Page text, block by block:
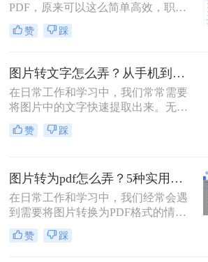
PDF，原来可以这么简单高效，职场
效率提升从此触手可及！“一张图片
秒变PDF文档？是的，你没听错！”作
主，小编深知职场办公人群对高效转
换工具的渴求，今天就分享超实用方
法，帮你轻松解决图片转pdf难题。
赞 踩
图片转文字怎么弄？从手机到专业的全方位指南！
在日常工作和学习中，我们常常需要
将图片中的文字快速提取出来。无论
是扫描的文档、拍摄的白板内容、书
籍页面截图，还是包含文字的复杂图
图片转文字怎么弄呢？本文将详细介
绍几种主流高效方法，涵盖不同场景
和设备需求。
赞 踩
图片转为pdf怎么弄？5种实用转换方法详解！
在日常工作和学习中，我们经常会遇
到需要将图片转换为PDF格式的情
况。无论是整理证件照片、制作电子
相册，还是将扫描的文档统一格式，
赞 踩